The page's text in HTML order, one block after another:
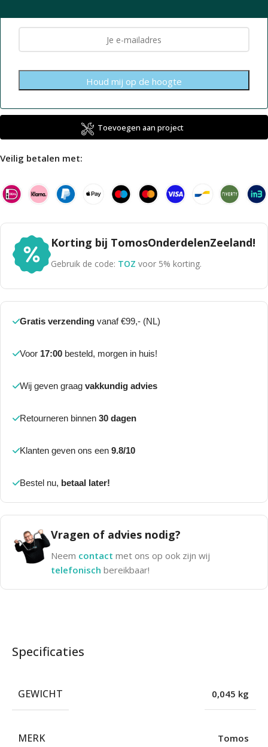
Toevoegen aan project
Veilig betalen met:
Korting bij TomosOnderdelenZeeland!
Gebruik de code: TOZ voor 5% korting.
Gratis verzending vanaf €99,- (NL)
Voor 17:00 besteld, morgen in huis!
Wij geven graag vakkundig advies
Retourneren binnen 30 dagen
Klanten geven ons een 9.8/10
Bestel nu, betaal later!
Vragen of advies nodig?
Neem contact met ons op ook zijn wij
telefonisch bereikbaar!
Specificaties
GEWICHT 0,045 kg
MERK Tomos